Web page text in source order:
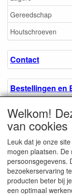
Gereedschap
Houtschroeven
Contact
Bestellingen en
Algemene
Over ons.
Welkom!
van cookies
Leuk dat je onze
mogen plaatsen.
persoonsgegevens.
bezoekerservaring
producten beter bij
een optimaal